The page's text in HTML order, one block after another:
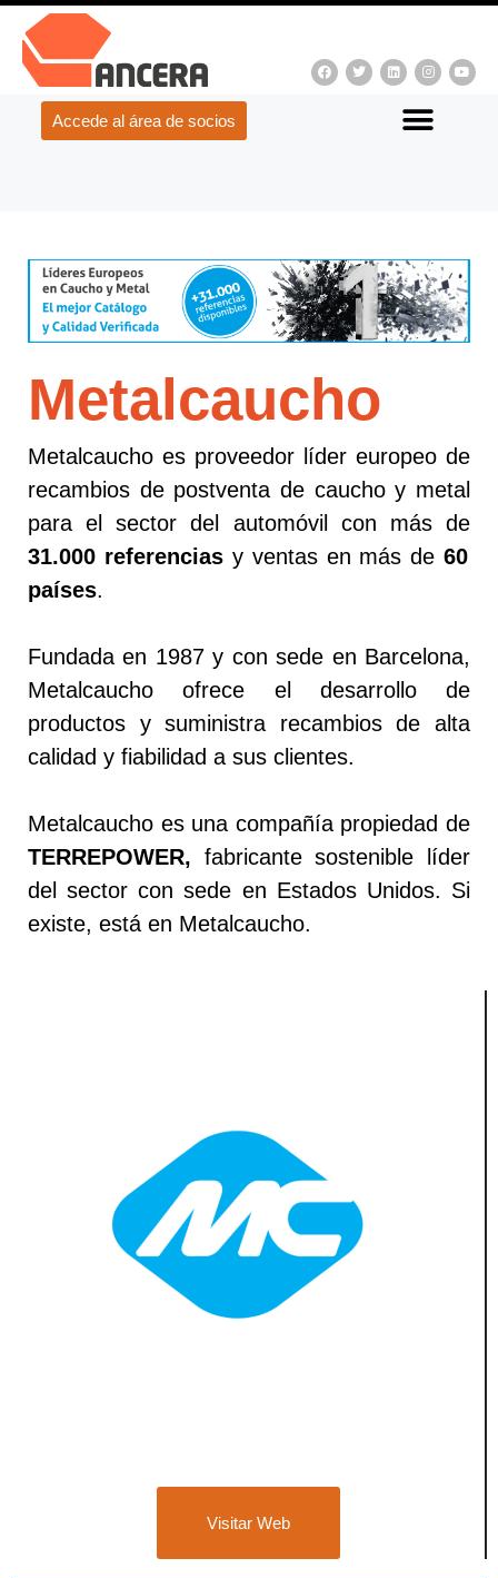
Accede al área de socios
Visitar Web
Metalcaucho
Metalcaucho es proveedor líder europeo de
recambios de postventa de caucho y metal
para el sector del automóvil con más de
31.000 referenciasy ventas en más de60
países.
Fundada en 1987 y con sede en Barcelona,
Metalcaucho ofrece el desarrollo de
productos y suministra recambios de alta
calidad y fiabilidad a sus clientes.
Metalcaucho es una compañía propiedad de
TERREPOWER, fabricante sostenible líder
del sector con sede en Estados Unidos. Si
existe, está en Metalcaucho.